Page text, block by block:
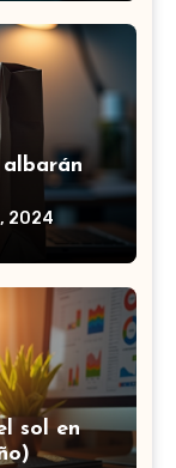
2024
sol en